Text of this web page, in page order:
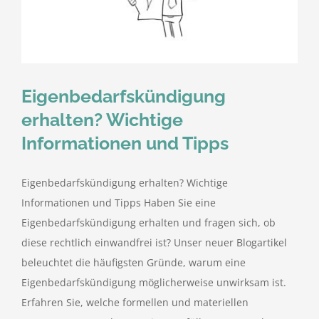
Blog
Impressum
Datenschutzerklärung
Eigenbedarfskündigung
erhalten? Wichtige
Informationen und Tipps
Eigenbedarfskündigung erhalten? Wichtige
Informationen und Tipps Haben Sie eine
Eigenbedarfskündigung erhalten und fragen sich, ob
diese rechtlich einwandfrei ist? Unser neuer Blogartikel
beleuchtet die häufigsten Gründe, warum eine
Eigenbedarfskündigung möglicherweise unwirksam ist.
Erfahren Sie, welche formellen und materiellen